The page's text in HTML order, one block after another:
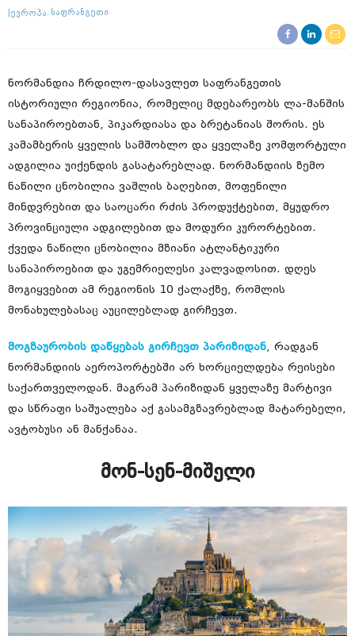
Ევროპა Საფრანგეთი
ნორმანდია ჩრდილო-დასავლეთ საფრანგეთის
ისტორიული რეგიონია, რომელიც მდებარეობს ლა-მანშის
სანაპიროებთან, პიკარდიასა და ბრეტანიას შორის. ეს
კამამბერის ყველის სამშობლო და ყველაზე კომფორტული
ადგილია უიქენდის გასატარებლად. ნორმანდიის ზემო
ნაწილი ცნობილია ვაშლის ბაღებით, მოფენილი
მინდვრებით და საოცარი რძის პროდუქტებით, მყუდრო
პროვინციული ადგილებით და მოდური კურორტებით.
ქვედა ნაწილი ცნობილია მზიანი ატლანტიკური
სანაპიროებით და უგემრიელესი კალვადოსით. დღეს
მოგიყვებით ამ რეგიონის 10 ქალაქზე, რომლის
მონახულებასაც აუცილებლად გირჩევთ.
მოგზაურობის დაწყებას გირჩევთ პარიზიდან, რადგან
ნორმანდიის აეროპორტებში არ ხორციელდება რეისები
საქართველოდან. მაგრამ პარიზიდან ყველაზე მარტივი
და სწრაფი საშუალება აქ გასამგზავრებლად მატარებელი,
ავტობუსი ან მანქანაა.
მონ-სენ-მიშელი